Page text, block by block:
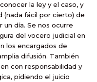
la ley y el caso, y
(nada fácil por cierto) de
un día. Se nos ocurre
del vocero judicial en
los encargados de
difusión. También
con responsabilidad y
pidiendo el juicio